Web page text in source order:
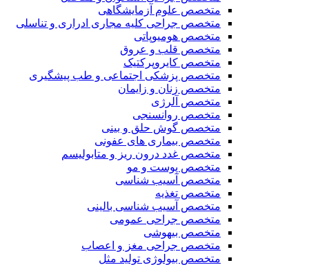
متخصص علوم آزمایشگاهی
متخصص جراحی کلیه مجاری ادراری و تناسلی
متخصص هومیوپاتی
متخصص قلب و عروق
متخصص کایروپرکتیک
متخصص پزشکی اجتماعی و طب پیشگیری
متخصص زنان و زایمان
متخصص آلرژی
متخصص روانسنجی
متخصص گوش حلق و بینی
متخصص بیماری های عفونی
متخصص غدد درون ریز و متابولیسم
متخصص پوست و مو
متخصص آسیب شناسی
متخصص تغذیه
متخصص آسیب شناسی بالینی
متخصص جراحی عمومی
متخصص بیهوشی
متخصص جراحی مغز و اعصاب
متخصص بیولوژی تولید مثل